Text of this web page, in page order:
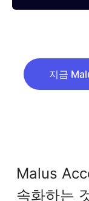
지금
Malus
속화하는